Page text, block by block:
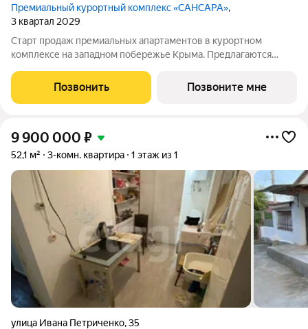
Премиальный курортный комплекс «САНСАРА»,
3 квартал 2029
Старт продаж премиальных апартаментов в курортном
комплексе на западном побережье Крыма. Предлагаются
окнами и высотой потолков 3,15 м. В вашем распоряжении: -
Благоустроенный пляж протяжённостью
Позвонить Позвоните мне
9 900 000 ₽
52,1 м² 3-комн. квартира 1 этаж из 1
улица Ивана Петриченко,35